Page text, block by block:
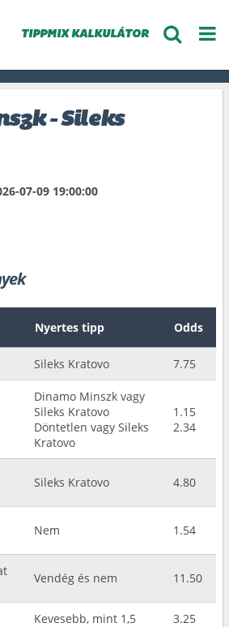
TIPPMIX KALKULÁTOR
- Sileks
07-09 19:00:00
Nyertes tipp Odds
Sileks Kratovo 7.75
Dinamo Minszk vagy
Sileks Kratovo
Döntetlen vagy Sileks
Kratovo
1.15
2.34
Sileks Kratovo 4.80
Nem 1.54
Vendég és nem 11.50
Kevesebb, mint 1,5 3.25